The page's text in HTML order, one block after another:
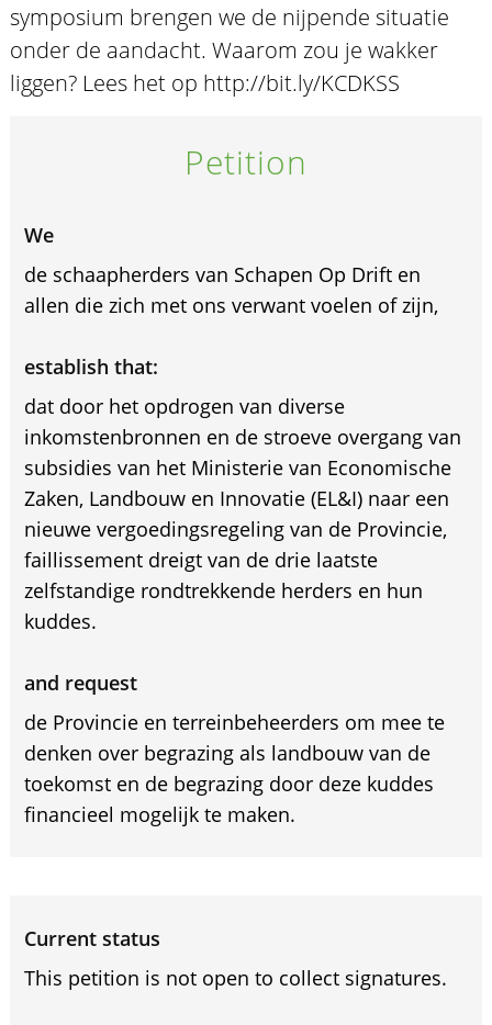
symposium brengen we de nijpende situatie
onder de aandacht. Waarom zou je wakker
liggen? Lees het op http://bit.ly/KCDKSS
Petition
We
de schaapherders van Schapen Op Drift en
allen die zich met ons verwant voelen of zijn,
establish that:
dat door het opdrogen van diverse
inkomstenbronnen en de stroeve overgang van
subsidies van het Ministerie van Economische
Zaken, Landbouw en Innovatie (EL&I) naar een
nieuwe vergoedingsregeling van de Provincie,
faillissement dreigt van de drie laatste
zelfstandige rondtrekkende herders en hun
kuddes.
and request
de Provincie en terreinbeheerders om mee te
denken over begrazing als landbouw van de
toekomst en de begrazing door deze kuddes
financieel mogelijk te maken.
Current status
This petition is not open to collect signatures.